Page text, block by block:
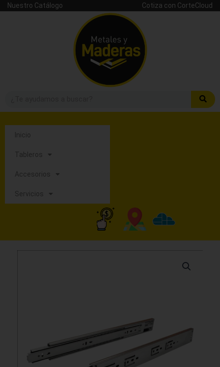
Nuestro Catálogo Cotiza con CorteCloud
Inicio
Tableros
Accesorios
Servicios